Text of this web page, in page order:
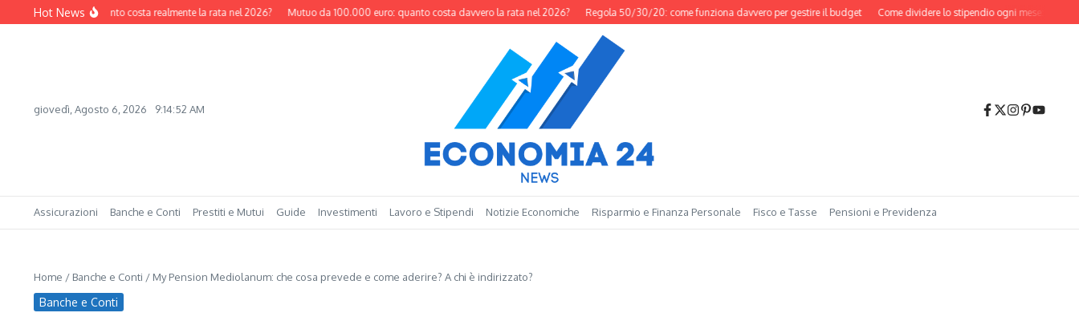
Salta al contenuto
Hot News
euro: quanto costa realmente la rata nel 2026? Mutuo da 100.000 euro: quanto costa davvero la rata nel 2026? Regola 50/30/20: come funziona davvero per gestire il budget Come dividere lo stipendio ogni mese: il metodo
giovedì, Agosto 6, 2026 9:14:53 AM
Assicurazioni Banche e Conti Prestiti e Mutui Guide Investimenti Lavoro e Stipendi Notizie Economiche Risparmio e Finanza Personale Fisco e Tasse Pensioni e Previdenza
Home / Banche e Conti / My Pension Mediolanum: che cosa prevede e come aderire? A chi è indirizzato?
Banche e Conti